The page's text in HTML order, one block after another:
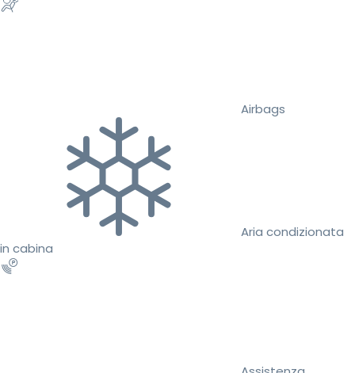
Airbags
Aria condizionata
in cabina